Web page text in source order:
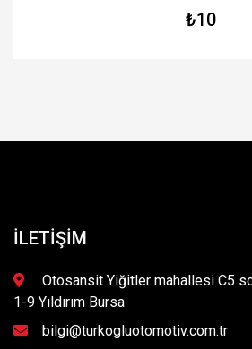
₺10
İLETIŞIM
Otosansit Yiğitler mahallesi C5
1-9 Yıldırım Bursa
bilgi@turkogluotomotiv.com.tr